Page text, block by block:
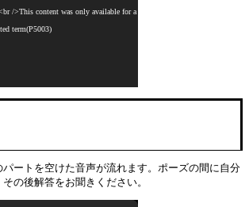
ートを空けた音声が流れます。ポーズの間に自分
の後解答をお聞きください。